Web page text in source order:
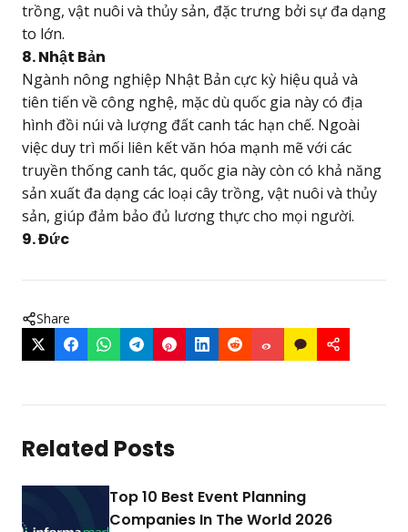
trồng, vật nuôi và thủy sản, đặc trưng bởi sự đa dạng
to lớn.
8. Nhật Bản
Ngành nông nghiệp Nhật Bản cực kỳ hiệu quả và
tiên tiến về công nghệ, mặc dù quốc gia này có địa
hình đồi núi và lượng đất canh tác hạn chế. Ngoài
việc duy trì mối liên kết văn hóa mạnh mẽ với các
truyền thống canh tác, quốc gia này còn có khả năng
sản xuất đa dạng các loại cây trồng, vật nuôi và thủy
sản, giúp đảm bảo đủ lương thực cho mọi người.
9. Đức
Share
Related Posts
Top 10 Best Event Planning
Companies In The World 2026